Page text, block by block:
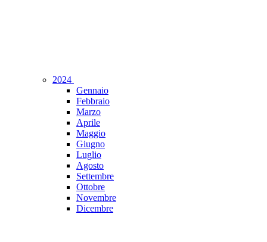
2024
Gennaio
Febbraio
Marzo
Aprile
Maggio
Giugno
Luglio
Agosto
Settembre
Ottobre
Novembre
Dicembre